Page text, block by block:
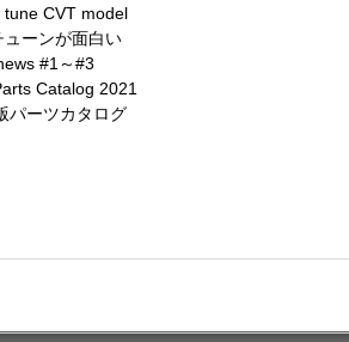
tune CVT model
ューンが面白い
#1～#3
Catalog 2021
パーツカタログ